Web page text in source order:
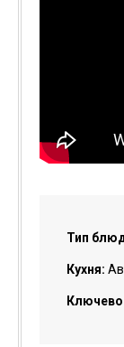
Тип
Кухня: